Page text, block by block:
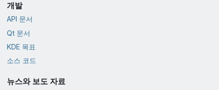
개발
API 문서
Qt 문서
KDE 목표
소스 코드
뉴스와 보도 자료